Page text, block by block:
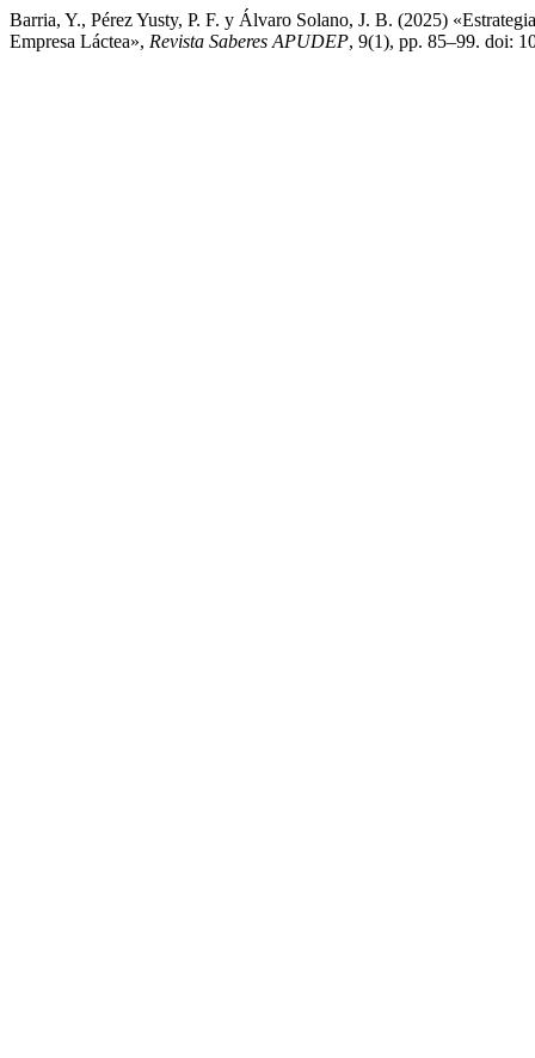
Barria, Y., Pérez Yusty, P. F. y Álvaro Solano, J. B. (2025)
Empresa Láctea», Revista Saberes APUDEP, 9(1), pp. 85–99. doi: